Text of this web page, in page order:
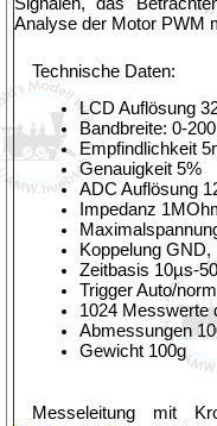
Analyse der Motor PWM
Technische Daten:
LCD Auflösung
Bandbreite: 0-
Empfindlichkeit
Genauigkeit 5%
ADC Auflösung
Impedanz
Koppelung GND,
Zeitbasis 10µs-
Trigger Auto/
1024 Messwerte
Abmessungen
Gewicht 100g
Messeleitung mit